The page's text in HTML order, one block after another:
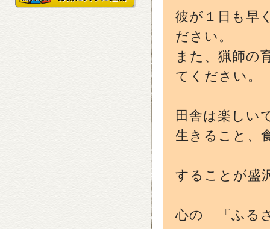
彼が１日も早
ださい。
また、猟師の
てください。
田舎は楽しい
生きること、
することが盛
心の 『ふる